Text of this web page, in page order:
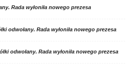
Rada wyłoniła nowego prezesa
odwołany. Rada wyłoniła nowego prezesa
odwołany. Rada wyłoniła nowego prezesa